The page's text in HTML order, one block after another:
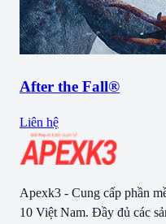
After the Fall®
Liên hệ
Apexk3 - Cung cấp phần
10 Việt Nam. Đầy đủ các